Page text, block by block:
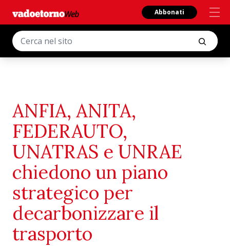
Abbonati
ANFIA, ANITA,
FEDERAUTO,
UNATRAS e UNRAE
chiedono un piano
strategico per
decarbonizzare il
trasporto